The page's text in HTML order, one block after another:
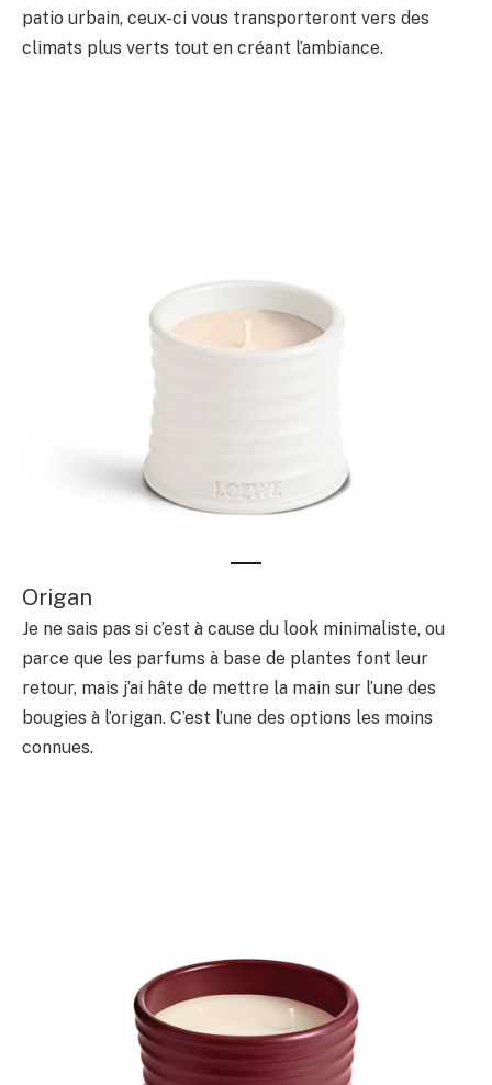
patio urbain, ceux-ci vous transporteront vers des
climats plus verts tout en créant l’ambiance.
Origan
Je ne sais pas si c’est à cause du look minimaliste, ou
parce que les parfums à base de plantes font leur
retour, mais j’ai hâte de mettre la main sur l’une des
bougies à l’origan. C’est l’une des options les moins
connues.